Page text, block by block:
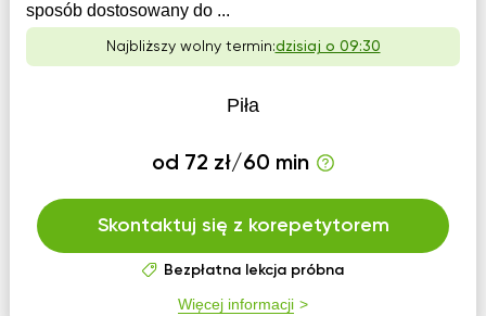
sposób dostosowany do ...
Najbliższy wolny termin:dzisiaj o 09:30
Piła
od 72 zł/60 min
Skontaktuj się z korepetytorem
Bezpłatna lekcja próbna
Więcej informacji